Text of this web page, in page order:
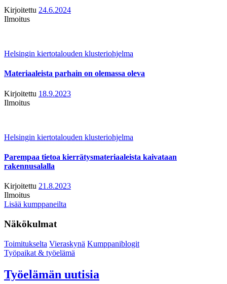
Kirjoitettu 24.6.2024
Ilmoitus
Helsingin kiertotalouden klusteriohjelma
Materiaaleista parhain on olemassa oleva
Kirjoitettu 18.9.2023
Ilmoitus
Helsingin kiertotalouden klusteriohjelma
Parempaa tietoa kierrätysmateriaaleista kaivataan
rakennusalalla
Kirjoitettu 21.8.2023
Ilmoitus
Lisää kumppaneilta
Näkökulmat
Toimitukselta Vieraskynä Kumppaniblogit
Työpaikat & työelämä
Työelämän uutisia